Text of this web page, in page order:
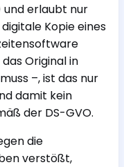
erlaubt nur
Kopie eines
Original in
–, ist das nur
damit kein
der DS-GVO.
die
verstößt,